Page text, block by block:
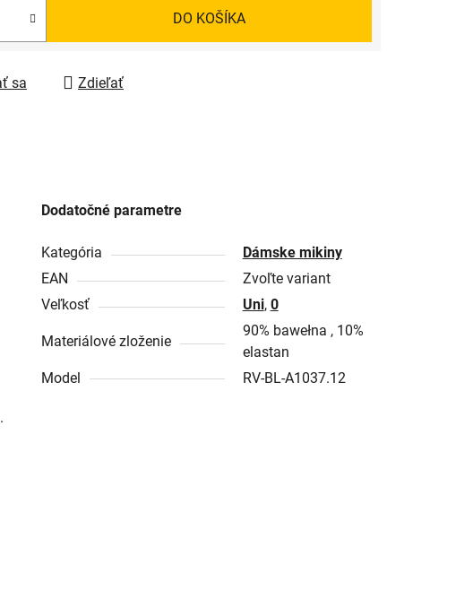
DO KOŠÍKA
sa Zdieľať
Dodatočné parametre
Kategória
Dámske mikiny
EAN
Zvoľte variant
Veľkosť
Uni, 0
Materiálové zloženie
90% bawełna , 10%
elastan
Model
RV-BL-A1037.12